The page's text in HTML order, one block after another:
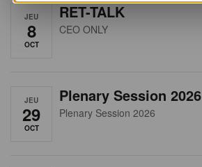
JEU
8
OCT
RET-TALK
CEO ONLY
JEU
29
OCT
Plenary Session 2026
Plenary Session 2026